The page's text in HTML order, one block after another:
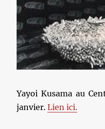
Yayoi Kusama au
janvier.Lien ici.